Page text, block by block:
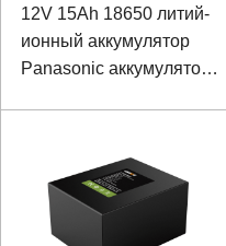
12V 15Ah 18650 литий-
ионный аккумулятор
Panasonic аккумулятор